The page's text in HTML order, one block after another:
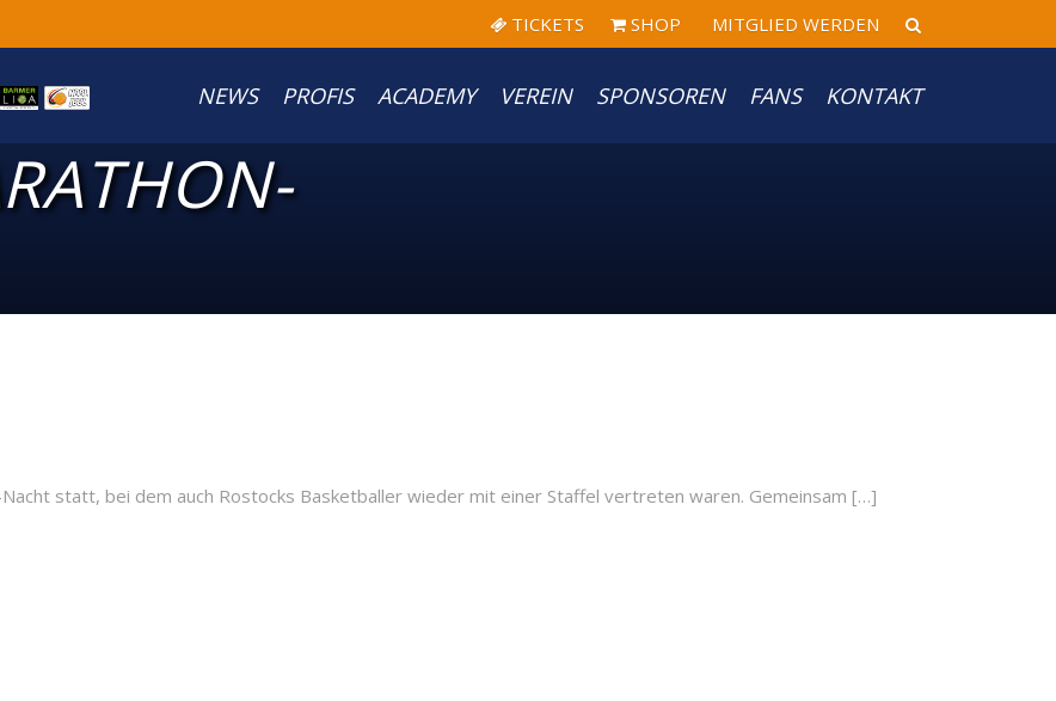
TICKETS SHOP MITGLIED WERDEN
NEWS PROFIS ACADEMY VEREIN SPONSOREN FANS KONTAKT
statt, bei dem auch Rostocks Basketballer wieder mit einer Staffel vertreten waren. Gemeinsam […]